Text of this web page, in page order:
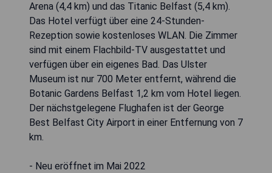
Arena (4,4 km) und das Titanic Belfast (5,4 km).
Das Hotel verfügt über eine 24-Stunden-
Rezeption sowie kostenloses WLAN. Die Zimmer
sind mit einem Flachbild-TV ausgestattet und
verfügen über ein eigenes Bad. Das Ulster
Museum ist nur 700 Meter entfernt, während die
Botanic Gardens Belfast 1,2 km vom Hotel liegen.
Der nächstgelegene Flughafen ist der George
Best Belfast City Airport in einer Entfernung von 7
km.
- Neu eröffnet im Mai 2022